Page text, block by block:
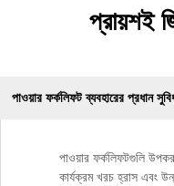
প্রায়শই
পাওয়ার ফর্কলিফট ব্যবহারের প্রধান
পাওয়ার ফর্কলিফটগুলি
কার্যক্রম খরচ হ্রাস এবং